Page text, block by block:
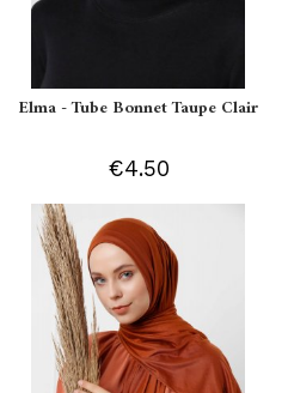
Elma - Tube Bonnet Taupe Clair
€4.50